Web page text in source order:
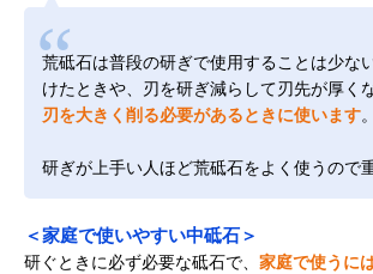
荒砥石は普段の研ぎで使用することは少な
けたときや、刃を研ぎ減らして刃先が厚く
刃を大きく削る必要があるときに使います。
研ぎが上手い人ほど荒砥石をよく使うので
＜家庭で使いやすい中砥石＞
研ぐときに必ず必要な砥石で、 家庭で使うに